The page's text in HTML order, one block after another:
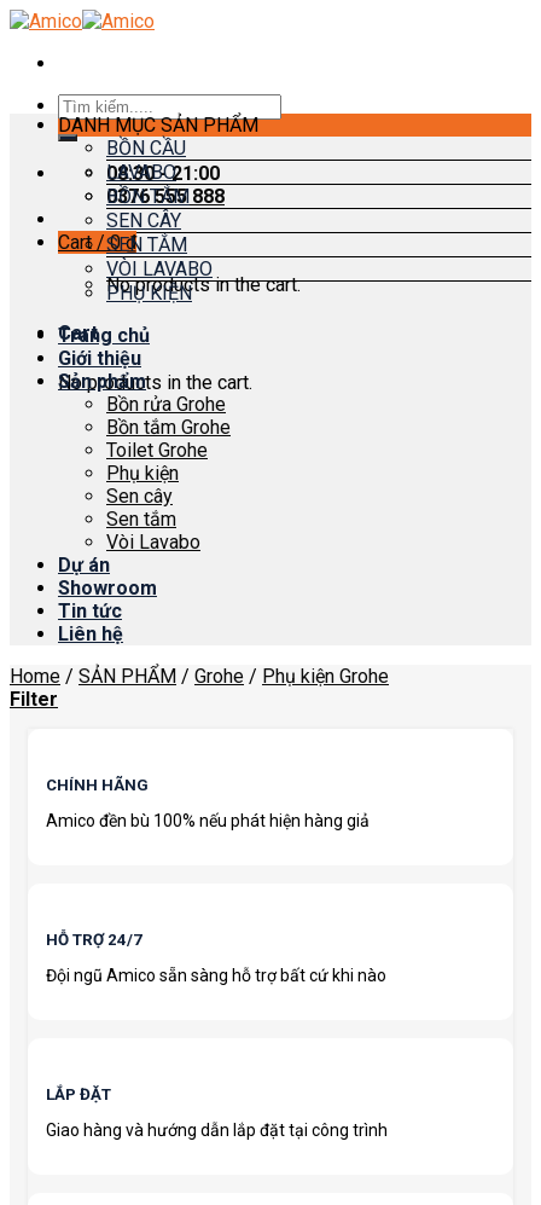
Skip
content
Search
for:
08:30 - 21:00
0376 555 888
Cart /0₫
No products in the cart.
Cart
No products in the cart.
DANH MỤC SẢN PHẨM
BỒN CẦU
LAVABO
BỒN TẮM
SEN CÂY
SEN TẮM
VÒI LAVABO
PHỤ KIỆN
Trang chủ
Giới thiệu
Sản phẩm
Bồn rửa Grohe
Bồn tắm Grohe
Toilet Grohe
Phụ kiện
Sen cây
Sen tắm
Vòi Lavabo
Dự án
Showroom
Tin tức
Liên hệ
Home / SẢN PHẨM / Grohe / Phụ kiện Grohe
Filter
CHÍNH HÃNG
Amico đền bù 100% nếu phát hiện hàng giả
HỖ TRỢ 24/7
Đội ngũ Amico sẵn sàng hỗ trợ bất cứ khi nào
LẮP ĐẶT
Giao hàng và hướng dẫn lắp đặt tại công trình